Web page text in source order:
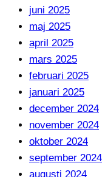
juni 2025
maj 2025
april 2025
mars 2025
februari 2025
januari 2025
december 2024
november 2024
oktober 2024
september 2024
augusti 2024